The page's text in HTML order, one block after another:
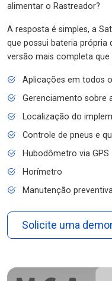
alimentar o Rastreador?
A resposta é simples, a
que possui bateria própria
versão mais completa que
Aplicações em todos
Gerenciamento sobre
Localização do
Controle de pneus e
Hubodômetro via GPS
Horímetro
Manutenção
Solicite uma